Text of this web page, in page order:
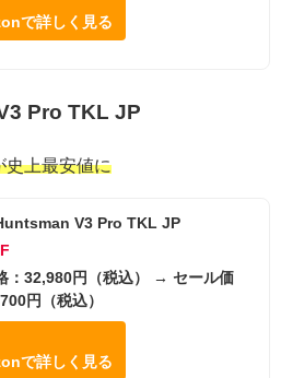
で詳しく見る
Pro TKL JP
史上最安値に
V3 Pro TKL JP
：32,980円（税込） → セール価
円（税込）
で詳しく見る